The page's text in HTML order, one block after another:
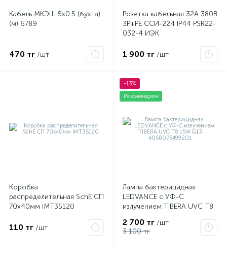
Кабель МКЭШ 5х0.5 (бухта)
(м) 6789
470 тг /шт
Розетка кабельная 32А 380В
3P+PЕ ССИ-224 IP44 PSR22-
032-4 ИЭК
1 900 тг /шт
Коробка
распределительная SchE СП
70х40мм IMT35120
110 тг /шт
-13%
Рекомендуем
Лампа бактерицидная
LEDVANCE с УФ-С
излучением TIBERA UVC T8
2 700 тг /шт
3 100 тг